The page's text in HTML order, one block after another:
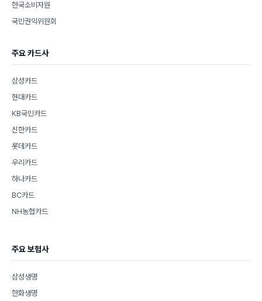
한국소비자원
국민권익위원회
주요 카드사
삼성카드
현대카드
KB국민카드
신한카드
롯데카드
우리카드
하나카드
BC카드
NH농협카드
주요 보험사
삼성생명
한화생명